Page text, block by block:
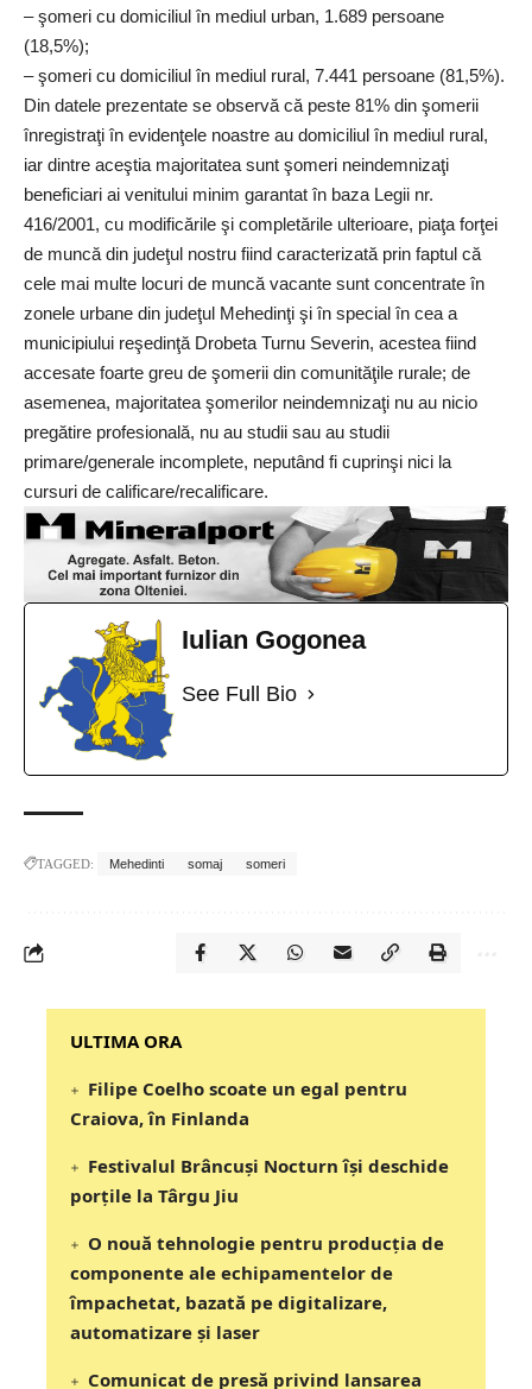
– şomeri cu domiciliul în mediul urban, 1.689 persoane
(18,5%);
– şomeri cu domiciliul în mediul rural, 7.441 persoane (81,5%).
Din datele prezentate se observă că peste 81% din şomerii
înregistraţi în evidenţele noastre au domiciliul în mediul rural,
iar dintre aceştia majoritatea sunt şomeri neindemnizaţi
beneficiari ai venitului minim garantat în baza Legii nr.
416/2001, cu modificările şi completările ulterioare, piaţa forţei
de muncă din judeţul nostru fiind caracterizată prin faptul că
cele mai multe locuri de muncă vacante sunt concentrate în
zonele urbane din judeţul Mehedinţi şi în special în cea a
municipiului reşedinţă Drobeta Turnu Severin, acestea fiind
accesate foarte greu de şomerii din comunităţile rurale; de
asemenea, majoritatea şomerilor neindemnizaţi nu au nicio
pregătire profesională, nu au studii sau au studii
primare/generale incomplete, neputând fi cuprinşi nici la
cursuri de calificare/recalificare.
Iulian Gogonea
See Full Bio
TAGGED: Mehedinti somaj someri
‎‎‎‎‎‎‎ULTIMA ORA
Filipe Coelho scoate un egal pentru
Craiova, în Finlanda
Festivalul Brâncuși Nocturn își deschide
porțile la Târgu Jiu
O nouă tehnologie pentru producția de
componente ale echipamentelor de
împachetat, bazată pe digitalizare,
automatizare și laser
Comunicat de presă privind lansarea